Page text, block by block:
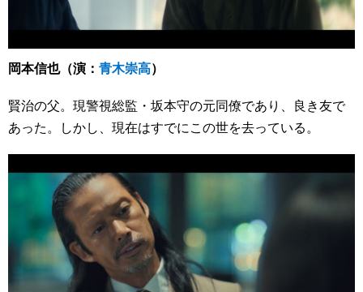
岡本信也（演： 青木崇高）
賢治の父。現警視総監・坂本守の元同僚であり、良き友で
あった。しかし、現在はすでにこの世を去っている。